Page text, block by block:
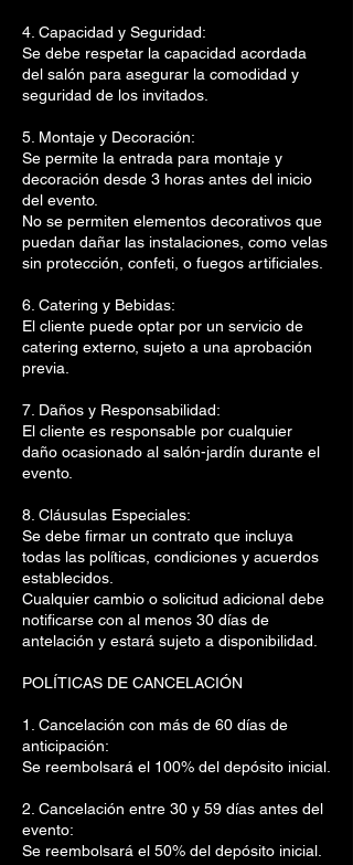
4. Capacidad y Seguridad:
Se debe respetar la capacidad acordada
del salón para asegurar la comodidad y
seguridad de los invitados.
5. Montaje y Decoración:
Se permite la entrada para montaje y
decoración desde 3 horas antes del inicio
del evento.
No se permiten elementos decorativos que
puedan dañar las instalaciones, como velas
sin protección, confeti, o fuegos artificiales.
6. Catering y Bebidas:
El cliente puede optar por un servicio de
catering externo, sujeto a una aprobación
previa.
7. Daños y Responsabilidad:
El cliente es responsable por cualquier
daño ocasionado al salón-jardín durante el
evento.
8. Cláusulas Especiales:
Se debe firmar un contrato que incluya
todas las políticas, condiciones y acuerdos
establecidos.
Cualquier cambio o solicitud adicional debe
notificarse con al menos 30 días de
antelación y estará sujeto a disponibilidad.
POLÍTICAS DE CANCELACIÓN
1. Cancelación con más de 60 días de
anticipación:
Se reembolsará el 100% del depósito inicial.
2. Cancelación entre 30 y 59 días antes del
evento:
Se reembolsará el 50% del depósito inicial.